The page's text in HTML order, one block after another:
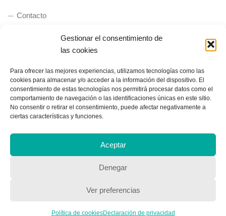
Gestionar el consentimiento de
las cookies
Para ofrecer las mejores experiencias, utilizamos tecnologías como las
cookies para almacenar y/o acceder a la información del dispositivo. El
consentimiento de estas tecnologías nos permitirá procesar datos como el
comportamiento de navegación o las identificaciones únicas en este sitio.
No consentir o retirar el consentimiento, puede afectar negativamente a
ciertas características y funciones.
Aceptar
Denegar
Ver preferencias
Política de cookiesDeclaración de privacidad
Contacto
QUIENES SOMOS
Quienes somos
POLÍTICA DE PRIVACIDAD
Política de privacidad
Copyright © 2018, Equipo IIColumnas